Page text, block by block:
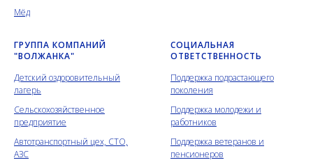
Мёд
ГРУППА КОМПАНИЙ
"ВОЛЖАНКА"
Детский оздоровительный
лагерь
Сельскохозяйственное
предприятие
Автотранспортный цех, СТО,
АЗС
СОЦИАЛЬНАЯ
ОТВЕТСТВЕННОСТЬ
Поддержка подрастающего
поколения
Поддержка молодежи и
работников
Поддержка ветеранов и
пенсионеров